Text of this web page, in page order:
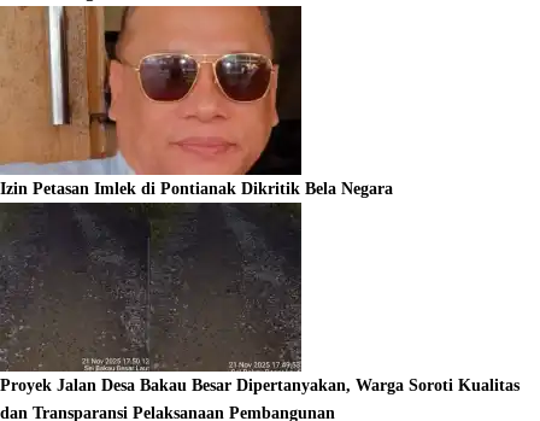
Izin Petasan Imlek di Pontianak Dikritik Bela Negara
Proyek Jalan Desa Bakau Besar Dipertanyakan, Warga Soroti Kualitas
dan Transparansi Pelaksanaan Pembangunan